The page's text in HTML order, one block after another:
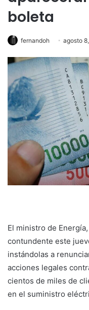
boleta
fernandoh agosto
El ministro de
contundente este
instándolas a
acciones legales
cientos de miles de
en el suministro